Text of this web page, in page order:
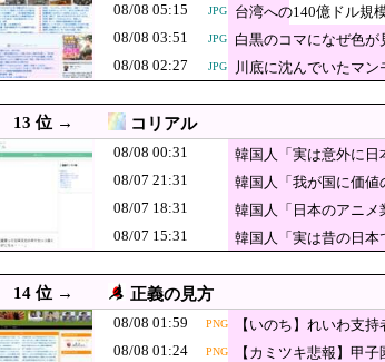
08/07 21:40 JPG 【速報】京大病院、手術ミ
08/07 21:35 JPG
韓国人「この夏、韓国人
い…（ﾌﾞﾙﾌﾞﾙ」＝韓国の反
08/07 21:31 韓国人「我が国に価値のある歴史
08/07 21:30 【聯合ニュース】 韓国サッカー協会 2011
08/07 21:29 JPG 「小泉やめろ」核巡る防衛相発言を批判
08/07 21:24 PNG 韓国人「選管が具体的なエクセルで投票
JPG 米国、韓国防衛に核持ち出すか…
08/07 21:10
【速報】トランプ大統領
る」
08/07 21:09
「ピクサー最大の失敗だ
礼すぎるわ……
08/07 21:08 JPG
【熊本地震】毎日新聞の記者「
でしょ？教えてよ？教えてよ？」
08/07 21:07 PNG 【動画】広島記念公園を追い出さ
08/08 05:15
JPG
台湾への140億ドル規
08/08 03:51
JPG
白黒のコマになぜ色が
08/08 02:27
JPG 川底に沈んでいたマ
13 位 → コリアル
08/08 00:31
韓国人「実は意外に日
08/07 21:31
韓国人「我が国に価値
08/07 18:31
韓国人「日本のアニメ
08/07 15:31
韓国人「実は昔の日本
14 位 → 正義の見方
08/08 01:59
PNG
【いのち】れいわ支
にピッタリの名称が
08/08 01:24 PNG
【カミツキ悲報】甲